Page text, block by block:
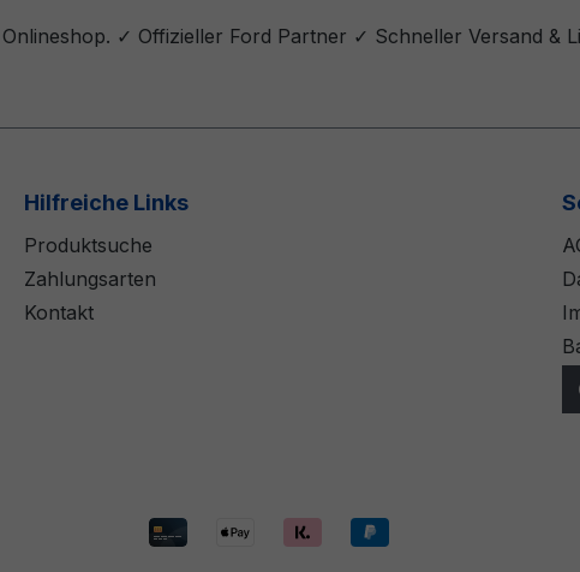
✓ Offizieller Ford Partner ✓ Schneller Versand &
Hilfreiche Links
Produktsuche
Zahlungsarten
Kontakt